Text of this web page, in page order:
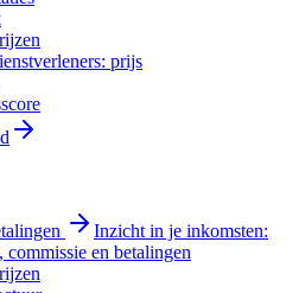
prijs
Inzicht in je inkomsten:
en betalingen